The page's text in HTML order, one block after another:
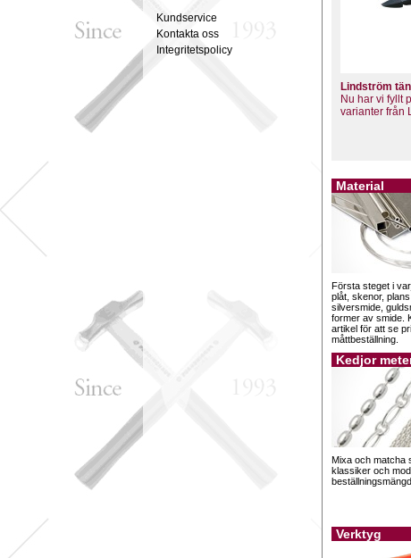
Kundservice
Kontakta oss
Integritetspolicy
Lindström
Nu har vi fyllt
varianter från
Material
Första steget i
plåt, skenor,
silversmide,
former av smide.
artikel för att se
måttbeställning.
Kedjor
Mixa och matcha
klassiker och
Verktyg